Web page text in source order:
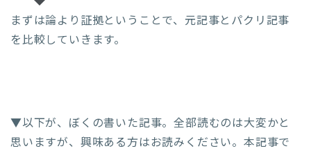
まずは論より証拠ということで、元記事とパクリ記事
を比較していきます。
▼以下が、ぼくの書いた記事。全部読むのは大変かと
思いますが、興味ある方はお読みください。本記事で